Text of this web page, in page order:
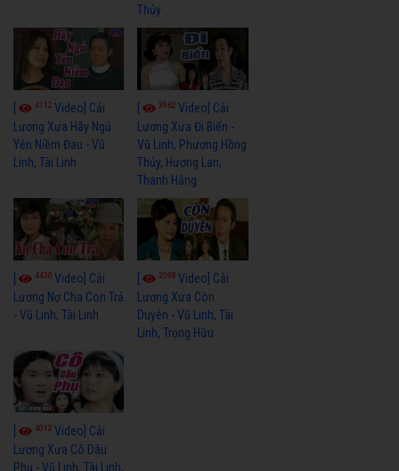
Thủy
4112 Video] Cải
Lương Xưa Hãy Ngủ
Yên Niềm Đau - Vũ
Linh, Tài Linh
3962Video] Cải
Lương Xưa Đi Biển -
Vũ Linh, Phương Hồng
Thủy, Hương Lan,
Thanh Hằng
4430 Video] Cải
Lương Nợ Cha Con Trả
- Vũ Linh, Tài Linh
3598Video] Cải
Lương Xưa Còn
Duyên - Vũ Linh, Tài
Linh, Trọng Hữu
[ 4012 Video] Cải
Lương Xưa Cô Dâu
Phụ - Vũ Linh, Tài Linh,